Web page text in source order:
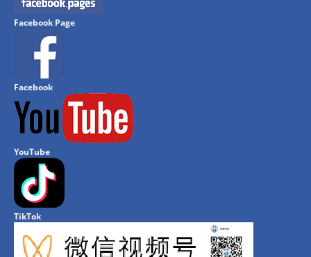
Facebook Page
Facebook
YouTube
TikTok